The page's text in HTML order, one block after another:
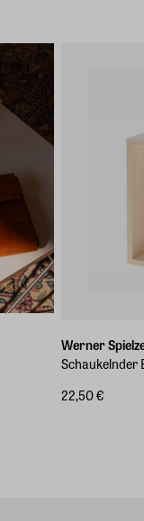
Werner
Schaukelnder
22,50 €